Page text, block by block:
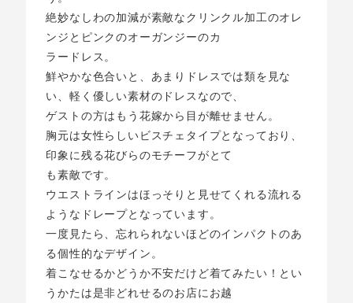
絶妙なしわの加減が素敵なクリンクル加工のオレ
ンジとピンクのオーガンジーのカ
ラードレス。
鮮やかな色合いと、あまりドレスでは類を見な
い、軽く優しい素材のドレスなので、
ゲストの方はもう花嫁から目が離せません。
胸元は女性らしいビスチェタイプとなっており、
印象に残る花びらのモチーフがとて
も素敵です。
ウエストラインはほっそりと見せてくれる流れる
ようなドレープとなっています。
一度見たら、忘れられないほどのインパクトのあ
る個性的なデザイン。
着こなせるかどうか不安だけど着てみたい！とい
うかたは是非どれせるのお店にお越